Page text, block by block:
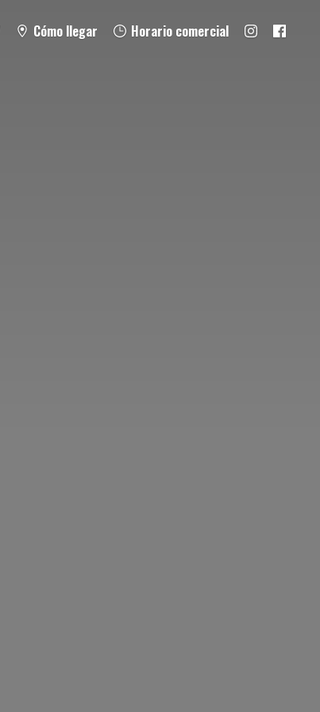
Cómo llegar Horario comercial